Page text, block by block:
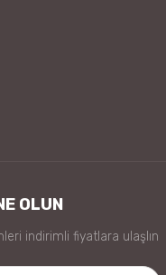
OLUN
indirimli fiyatlara ulaşlın